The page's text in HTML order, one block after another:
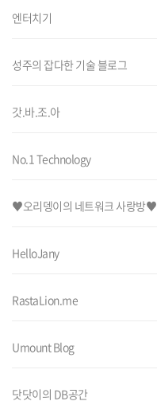
엔터치기
성주의 잡다한 기술 블로그
갓.바.조.아
No.1 Technology
♥오리뎅이의 네트워크 사랑방♥
HelloJany
RastaLion.me
Umount Blog
닷닷이의 DB공간